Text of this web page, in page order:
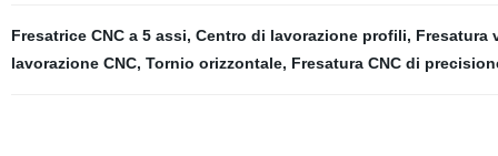
Fresatrice CNC a 5 assi, Centro di lavorazione profili, Fresatura
lavorazione CNC, Tornio orizzontale, Fresatura CNC di